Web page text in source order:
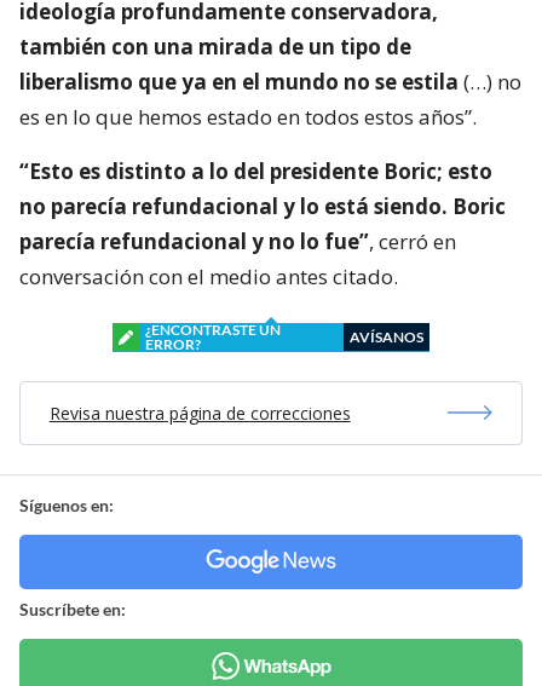
ideología profundamente conservadora,
también con una mirada de un tipo de
liberalismo que ya en el mundo no se estila (…) no
es en lo que hemos estado en todos estos años”.
“Esto es distinto a lo del presidente Boric; esto
no parecía refundacional y lo está siendo. Boric
parecía refundacional y no lo fue”, cerró en
conversación con el medio antes citado.
¿ENCONTRASTE UN
ERROR?
AVÍSANOS
Revisa nuestra página de correcciones
Síguenos en:
Suscríbete en: